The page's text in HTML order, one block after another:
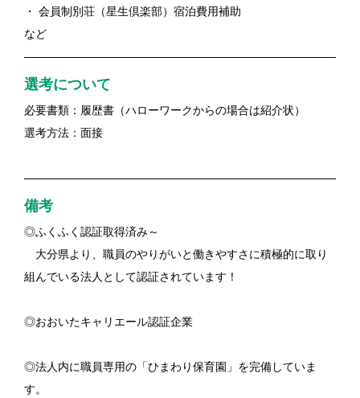
・ 会員制別荘（星生倶楽部）宿泊費用補助
など
選考について
必要書類：履歴書（ハローワークからの場合は紹介状）
選考方法：面接
備考
◎ふくふく認証取得済み～
大分県より、職員のやりがいと働きやすさに積極的に取り
組んでいる法人として認証されています！
◎おおいたキャリエール認証企業
◎法人内に職員専用の「ひまわり保育園」を完備していま
す。